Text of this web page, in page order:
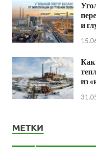
и
Как
из
МЕТКИ